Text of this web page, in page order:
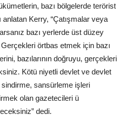
bazı bölgelerde terörist
anlatan Kerry, “Çatışmalar veya
bazı yerlerde üst düzey
örtbas etmek için bazı
bazılarının doğruyu, gerçekleri
Kötü niyetli devlet ve devlet
sindirme, sansürleme işleri
olan gazetecileri ü
dedi.